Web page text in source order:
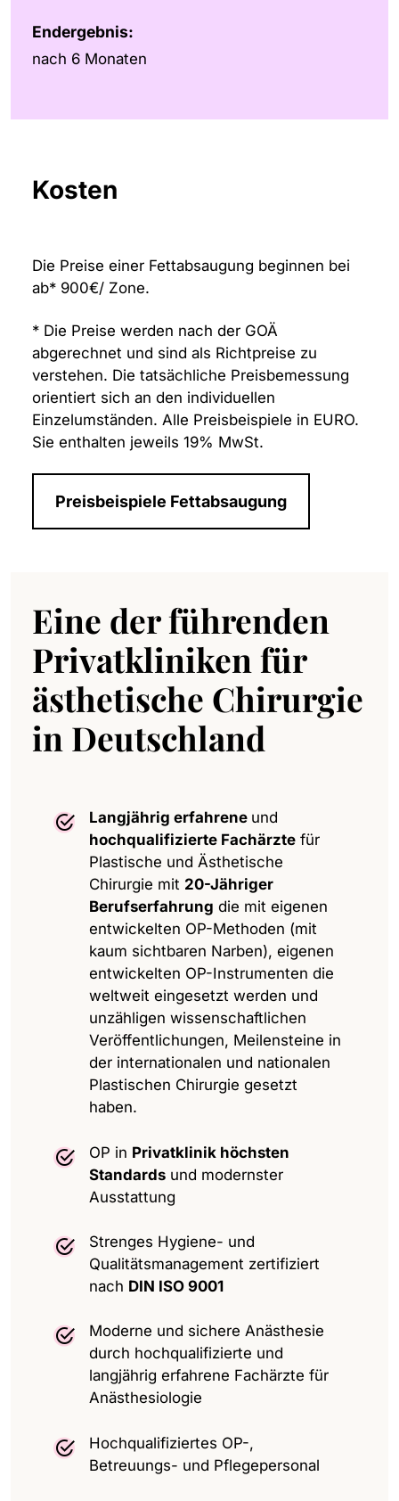
Endergebnis:
nach 6 Monaten
Kosten
Die Preise einer Fettabsaugung beginnen bei
ab* 900€/ Zone.
* Die Preise werden nach der GOÄ
abgerechnet und sind als Richtpreise zu
verstehen. Die tatsächliche Preisbemessung
orientiert sich an den individuellen
Einzelumständen. Alle Preisbeispiele in EURO.
Sie enthalten jeweils 19% MwSt.
Preisbeispiele Fettabsaugung
Eine der führenden
Privatkliniken für
ästhetische Chirurgie
in Deutschland
Langjährig erfahrene und
hochqualifizierte Fachärzte für
Plastische und Ästhetische
Chirurgie mit 20-Jähriger
Berufserfahrung die mit eigenen
entwickelten OP-Methoden (mit
kaum sichtbaren Narben), eigenen
entwickelten OP-Instrumenten die
weltweit eingesetzt werden und
unzähligen wissenschaftlichen
Veröffentlichungen, Meilen­steine in
der internationalen und nationalen
Plastischen Chirurgie gesetzt
haben.
OP in Privatklinik höchsten
Standards und modernster
Ausstattung
Strenges Hygiene- und
Qualitätsmanagement zertifiziert
nach DIN ISO 9001
Moderne und sichere Anästhesie
durch hochqualifizierte und
langjährig erfahrene Fachärzte für
Anästhesiologie
Hochqualifiziertes OP-,
Betreuungs- und Pflegepersonal